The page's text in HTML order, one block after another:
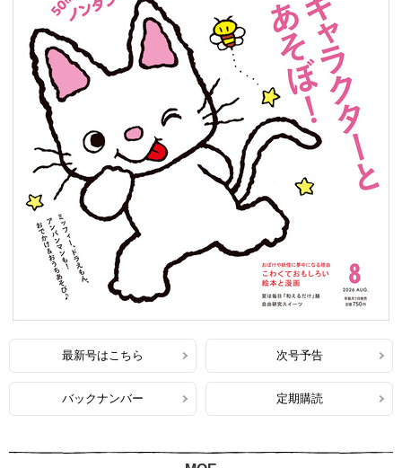
最新号はこちら 次号予告
バックナンバー 定期購読